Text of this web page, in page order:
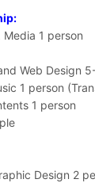
1 person
Web Design
1 person
1 person
Design 2